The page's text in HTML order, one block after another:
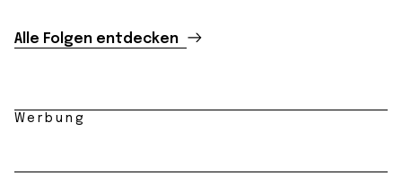
Alle Folgen entdecken
Werbung